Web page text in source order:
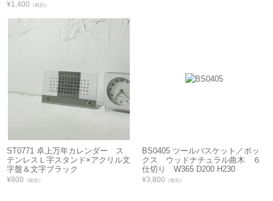
¥1,400 （税別）
ST0771 卓上万年カレンダー ス
テンレスＬ字スタンド×アクリル文
字盤＆文字ブラック
¥800 （税別）
BS0405 ツールバスケット／ボッ
クス ウッドナチュラル曲木 ６
仕切り W365 D200 H230
¥3,800 （税別）